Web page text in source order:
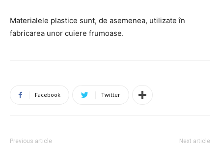
Materialele plastice sunt, de asemenea, utilizate în
fabricarea unor cuiere frumoase.
Facebook Twitter
Previous article Next article